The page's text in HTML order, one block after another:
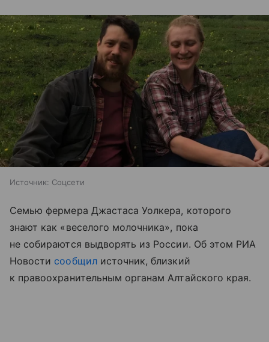
Источник: Соцсети
Семью фермера Джастаса Уолкера, которого
знают как «веселого молочника», пока
не собираются выдворять из России. Об этом РИА
Новости сообщилисточник, близкий
к правоохранительным органам Алтайского края.